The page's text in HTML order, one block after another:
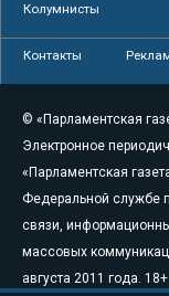
Колумнисты
Контакты
© «Парламентская
Электронное
«Парламентская
Федеральной службе
связи,
массовых
августа 2011 года. 18+